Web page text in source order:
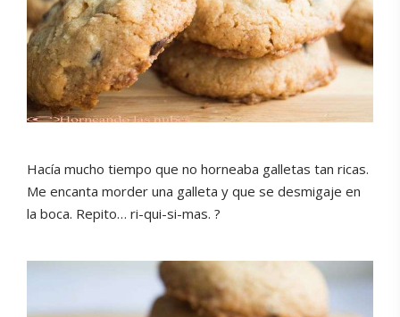
Hacía mucho tiempo que no horneaba galletas tan ricas.
Me encanta morder una galleta y que se desmigaje en
la boca. Repito… ri-qui-si-mas. ?